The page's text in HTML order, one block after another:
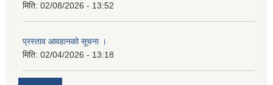
मिति: 02/08/2026 - 13:52
प्रस्ताव आवहानको सूचना ।
मिति: 02/04/2026 - 13:18